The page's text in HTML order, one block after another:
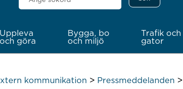
här
Uppleva
och göra
Bygga, bo
och miljö
Trafik och
gator
kommunikation > Pressmeddelanden >